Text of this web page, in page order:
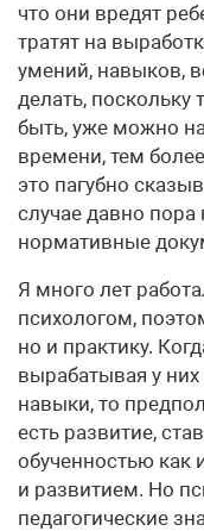
что они вредят
тратят на
умений, навыков,
делать,
быть, уже можно
времени, тем
это пагубно
случае давно
нормативные
Я много лет
психологом,
но и практику.
вырабатывая у
навыки, то
есть развитие,
обученностью как
и развитием. Но
педагогические